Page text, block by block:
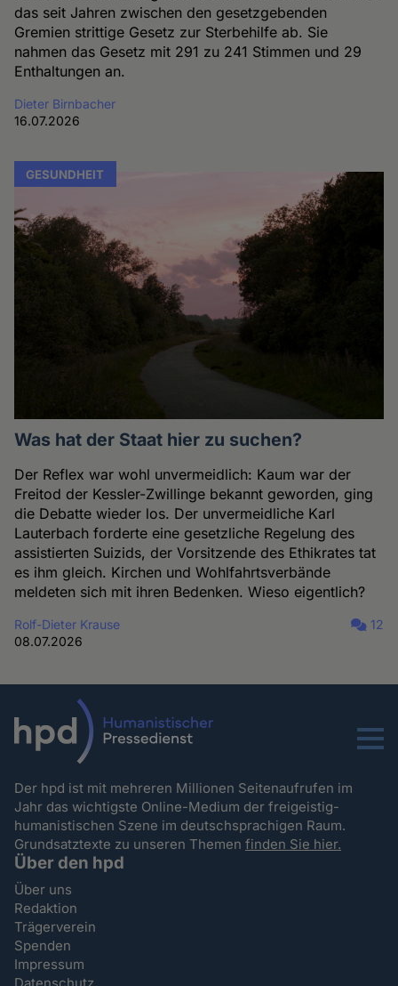
das seit Jahren zwischen den gesetzgebenden
Gremien strittige Gesetz zur Sterbehilfe ab. Sie
nahmen das Gesetz mit 291 zu 241 Stimmen und 29
Enthaltungen an.
Dieter Birnbacher
16.07.2026
GESUNDHEIT
Was hat der Staat hier zu suchen?
Der Reflex war wohl unvermeidlich: Kaum war der
Freitod der Kessler-Zwillinge bekannt geworden, ging
die Debatte wieder los. Der unvermeidliche Karl
Lauterbach forderte eine gesetzliche Regelung des
assistierten Suizids, der Vorsitzende des Ethikrates tat
es ihm gleich. Kirchen und Wohlfahrtsverbände
meldeten sich mit ihren Bedenken. Wieso eigentlich?
Rolf-Dieter Krause
08.07.2026
12
Menu
Der hpd ist mit mehreren Millionen Seitenaufrufen im
Jahr das wichtigste Online-Medium der freigeistig-
humanistischen Szene im deutschsprachigen Raum.
Grundsatztexte zu unseren Themenfinden Sie hier.
Über den hpd
Über uns
Redaktion
Trägerverein
Spenden
Impressum
Datenschutz